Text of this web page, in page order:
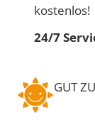
kostenlos!
24/7
GUT